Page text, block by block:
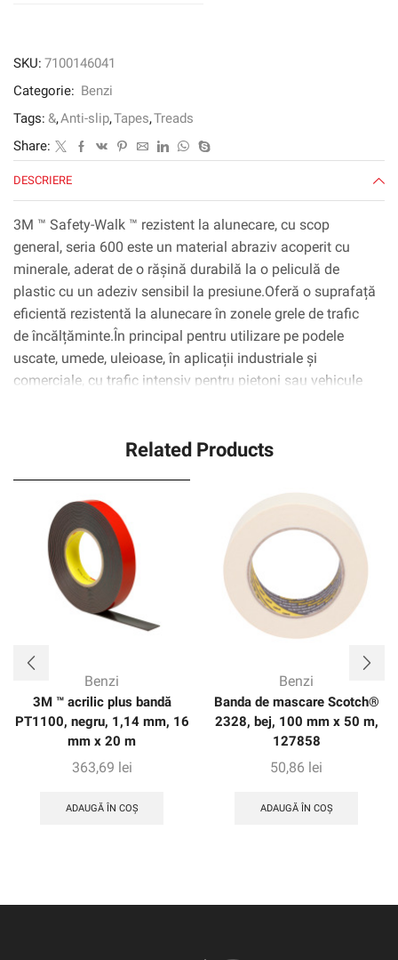
152
x
18,3
1/caz
SKU: 7100146041
Categorie: Benzi
Tags: &,Anti-slip,Tapes,Treads
Share:
DESCRIERE
3M ™ Safety-Walk ™ rezistent la alunecare, cu scop
general, seria 600 este un material abraziv acoperit cu
minerale, aderat de o rășină durabilă la o peliculă de
plastic cu un adeziv sensibil la presiune.Oferă o suprafață
eficientă rezistentă la alunecare în zonele grele de trafic
de încălțăminte.În principal pentru utilizare pe podele
uscate, umede, uleioase, în aplicații industriale și
comerciale, cu trafic intensiv pentru pietoni sau vehicule
urgență.Disponibil într -o varietate de culori și dimensiuni.
Related Products
Benzi
3M ™ acrilic plus bandă
PT1100, negru, 1,14 mm, 16
mm x 20 m
363,69 lei
ADAUGĂ ÎN COȘ
Benzi
Banda de mascare Scotch®
2328, bej, 100 mm x 50 m,
127858
50,86 lei
ADAUGĂ ÎN COȘ